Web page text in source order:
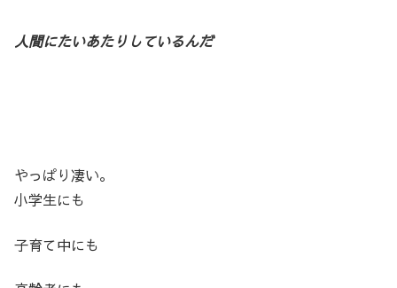
人間にたいあたりしているんだ
やっぱり凄い。
小学生にも
子育て中にも